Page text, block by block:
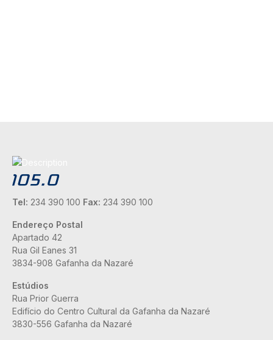
Tel: 234 390 100 Fax: 234 390 100
Endereço Postal
Apartado 42
Rua Gil Eanes 31
3834-908 Gafanha da Nazaré
Estúdios
Rua Prior Guerra
Edifício do Centro Cultural da Gafanha da Nazaré
3830-556 Gafanha da Nazaré